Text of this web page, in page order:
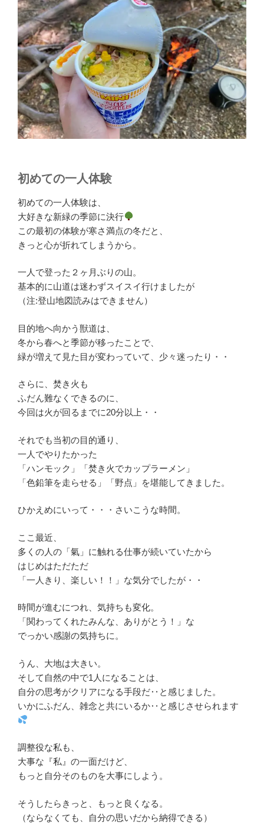
初めての一人体験
初めての一人体験は、
大好きな新緑の季節に決行
この最初の体験が寒さ満点の冬だと、
きっと心が折れてしまうから。
一人で登った２ヶ月ぶりの山。
基本的に山道は迷わずスイスイ行けましたが
（注:登山地図読みはできません）
目的地へ向かう獣道は、
冬から春へと季節が移ったことで、
緑が増えて見た目が変わっていて、少々迷ったり・・
さらに、焚き火も
ふだん難なくできるのに、
今回は火が回るまでに20分以上・・
それでも当初の目的通り、
一人でやりたかった
「ハンモック」「焚き火でカップラーメン」
「色鉛筆を走らせる」「野点」を堪能してきました。
ひかえめにいって・・・さいこうな時間。
ここ最近、
多くの人の「氣」に触れる仕事が続いていたから
はじめはただただ
「一人きり、楽しい！！」な気分でしたが・・
時間が進むにつれ、気持ちも変化。
「関わってくれたみんな、ありがとう！」な
でっかい感謝の気持ちに。
うん、大地は大きい。
そして自然の中で1人になることは、
自分の思考がクリアになる手段だ‥と感じました。
いかにふだん、雑念と共にいるか‥と感じさせられます
調整役な私も、
大事な『私』の一面だけど、
もっと自分そのものを大事にしよう。
そうしたらきっと、もっと良くなる。
（ならなくても、自分の思いだから納得できる）